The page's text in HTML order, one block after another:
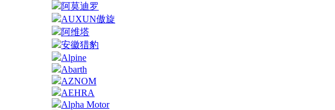
阿莫迪罗
AUXUN傲旋
阿维塔
安徽猎豹
Alpine
Abarth
AZNOM
AEHRA
Alpha Motor